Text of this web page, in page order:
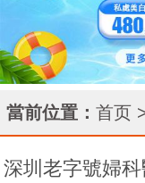
當前位置： 首页
深圳老字號婦